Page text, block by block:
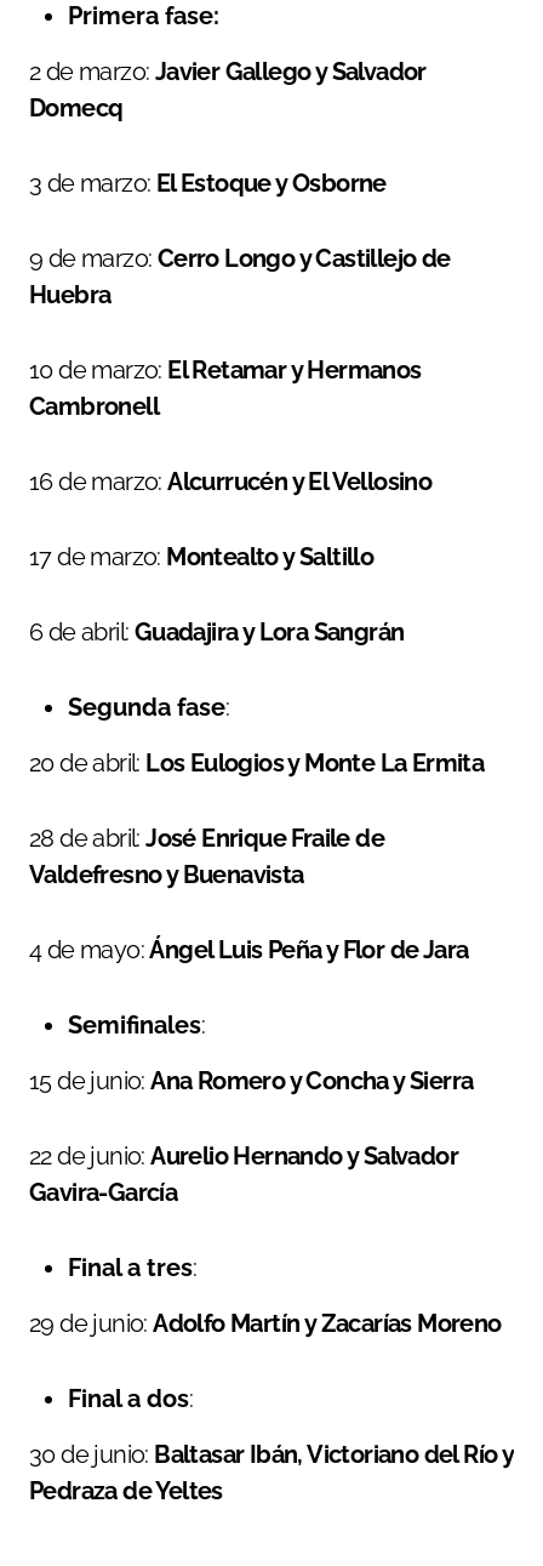
Primera fase:
2 de marzo: Javier Gallego y Salvador
Domecq
3 de marzo: El Estoque y Osborne
9 de marzo: Cerro Longo y Castillejo de
Huebra
10 de marzo: El Retamar y Hermanos
Cambronell
16 de marzo:Alcurrucén y El Vellosino
17 de marzo: Montealto y Saltillo
6 de abril: Guadajira y Lora Sangrán
Segunda fase:
20 de abril: Los Eulogios y Monte La Ermita
28 de abril:José Enrique Fraile de
Valdefresno y Buenavista
4 de mayo:Ángel Luis Peña y Flor de Jara
Semifinales:
15 de junio:Ana Romero y Concha y Sierra
22 de junio:Aurelio Hernando y Salvador
Gavira-García
Final a tres:
29 de junio:Adolfo Martín y Zacarías Moreno
Final a dos:
30 de junio: Baltasar Ibán, Victoriano del Río y
Pedraza de Yeltes